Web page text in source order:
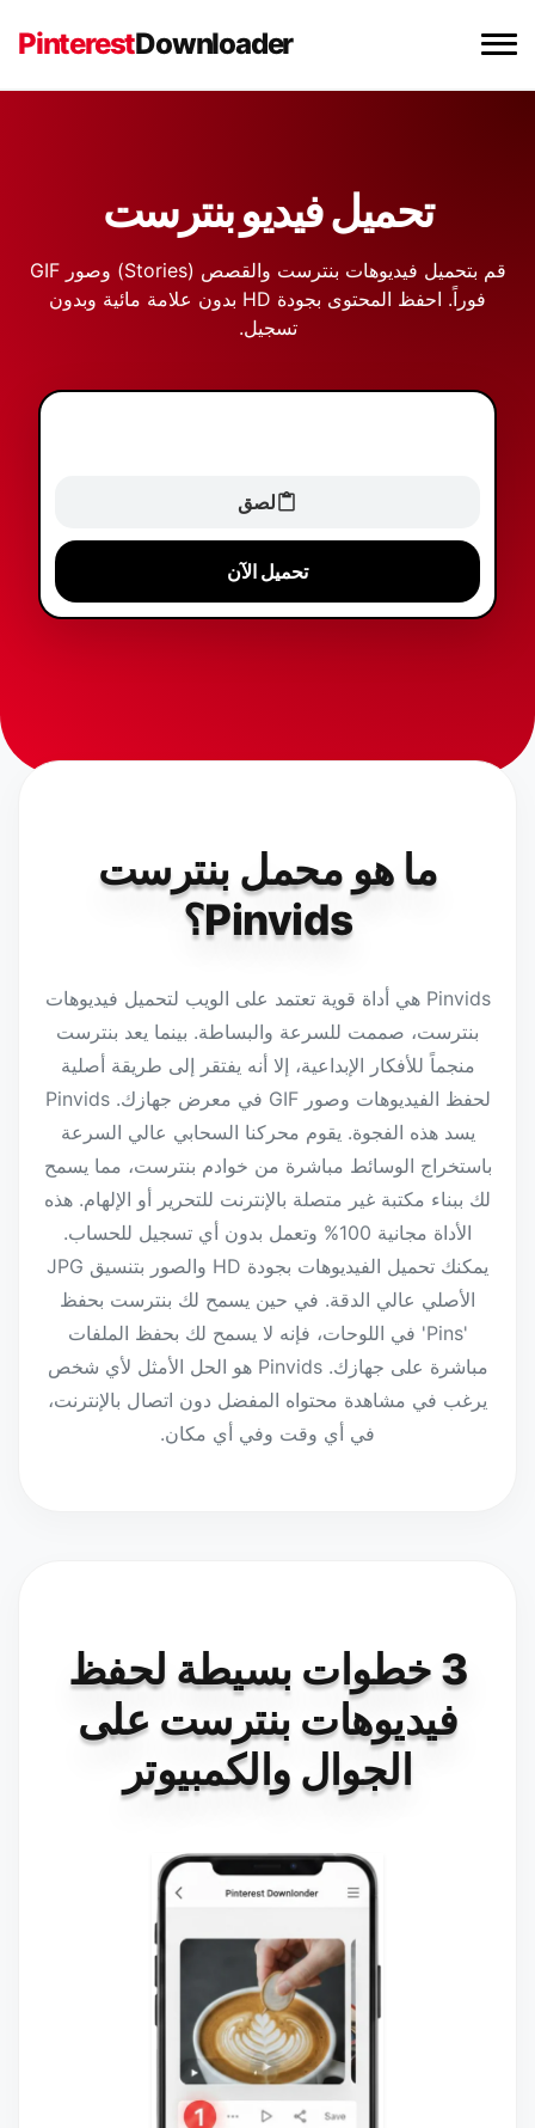
PinterestDownloader
تحميل صور بنترست
تحميل صور GIF من بنترست
إضافة Chrome
تحميل فيديو بنترست
قم بتحميل فيديوهات بنترست والقصص (Stories) وصور GIF
فوراً. احفظ المحتوى بجودة HD بدون علامة مائية وبدون
تسجيل.
لصق
تحميل الآن
ما هو محمل بنترست
Pinvids؟
Pinvids هي أداة قوية تعتمد على الويب لتحميل فيديوهات
بنترست، صممت للسرعة والبساطة. بينما يعد بنترست
منجماً للأفكار الإبداعية، إلا أنه يفتقر إلى طريقة أصلية
لحفظ الفيديوهات وصور GIF في معرض جهازك. Pinvids
يسد هذه الفجوة. يقوم محركنا السحابي عالي السرعة
باستخراج الوسائط مباشرة من خوادم بنترست، مما يسمح
لك ببناء مكتبة غير متصلة بالإنترنت للتحرير أو الإلهام. هذه
الأداة مجانية 100% وتعمل بدون أي تسجيل للحساب.
يمكنك تحميل الفيديوهات بجودة HD والصور بتنسيق JPG
الأصلي عالي الدقة. في حين يسمح لك بنترست بحفظ
'Pins' في اللوحات، فإنه لا يسمح لك بحفظ الملفات
مباشرة على جهازك. Pinvids هو الحل الأمثل لأي شخص
يرغب في مشاهدة محتواه المفضل دون اتصال بالإنترنت،
في أي وقت وفي أي مكان.
3 خطوات بسيطة لحفظ
فيديوهات بنترست على
الجوال والكمبيوتر